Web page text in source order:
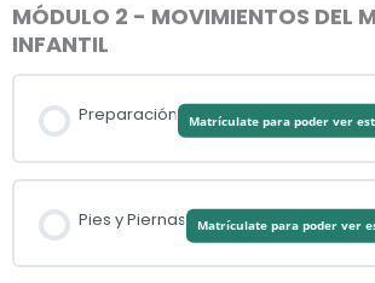
MÓDULO 2 - MOVIMIENTOS DEL
INFANTIL
Preparación Matrículate para poder ver
Pies y Piernas Matrículate para poder ver